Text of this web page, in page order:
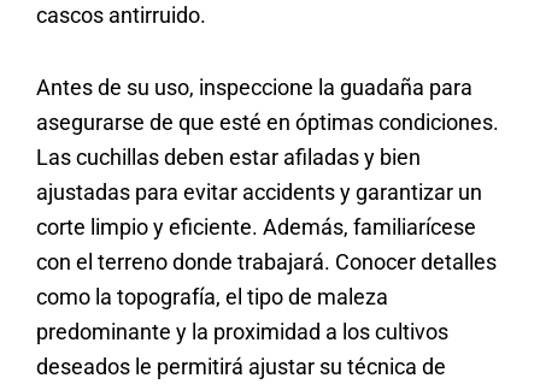
cascos antirruido.
Antes de su uso, inspeccione la guadaña para
asegurarse de que esté en óptimas condiciones.
Las cuchillas deben estar afiladas y bien
ajustadas para evitar accidents y garantizar un
corte limpio y eficiente. Además, familiarícese
con el terreno donde trabajará. Conocer detalles
como la topografía, el tipo de maleza
predominante y la proximidad a los cultivos
deseados le permitirá ajustar su técnica de